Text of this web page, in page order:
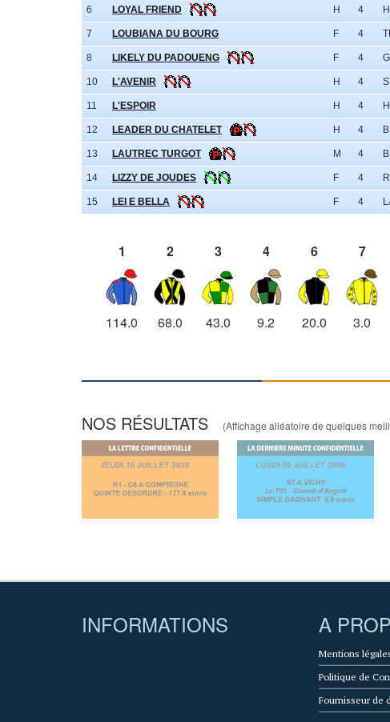
6 LOYAL FRIEND H 4
7 LOUBIANA DU BOURG F 4
8 LIKELY DU PADOUENG F 4
10 L'AVENIR H 4
11 L'ESPOIR H 4
12 LEADER DU CHATELET H 4
13 LAUTREC TURGOT M 4
14 LIZZY DE JOUDES F 4
15 LEI E BELLA F 4
1 2 3 4 6 7
114.0 68.0 43.0 9.2 20.0 3.0
NOS RÉSULTATS (Affichage alléatoire de quelques
INFORMATIONS A
Mentions
Politique de
Fournisseur de